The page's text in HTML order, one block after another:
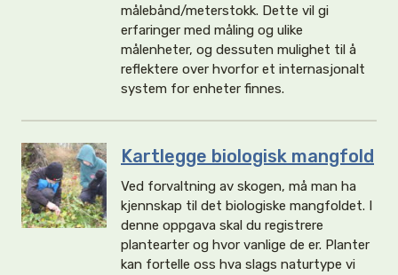
målebånd/meterstokk. Dette vil gi
erfaringer med måling og ulike
målenheter, og dessuten mulighet til å
reflektere over hvorfor et internasjonalt
system for enheter finnes.
Kartlegge biologisk mangfold
Ved forvaltning av skogen, må man ha
kjennskap til det biologiske mangfoldet. I
denne oppgava skal du registrere
plantearter og hvor vanlige de er. Planter
kan fortelle oss hva slags naturtype vi